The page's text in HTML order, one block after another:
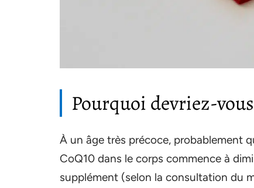
Pourquoi devriez-
À un âge très précoce, probablement
CoQ10 dans le corps commence à
supplément (selon la consultation du